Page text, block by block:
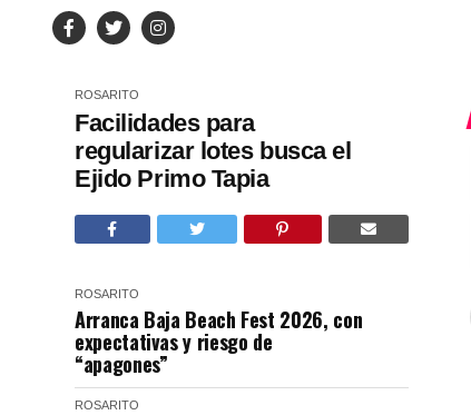
ROSARITO
Facilidades para
regularizar lotes busca el
Ejido Primo Tapia
ROSARITO
Arranca Baja Beach Fest 2026, con
expectativas y riesgo de
“apagones”
ROSARITO